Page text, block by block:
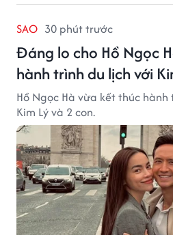
SAO 30 phút trước
Đáng lo cho Hồ Ngọc
hành trình du lịch với
Hồ Ngọc Hà vừa kết thúc
Kim Lý và 2 con.